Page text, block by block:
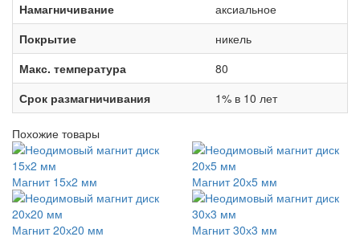
Намагничивание
аксиальное
Покрытие
никель
Макс. температура
80
Срок размагничивания
1% в 10 лет
Похожие товары
Магнит 15х2 мм Магнит 20х5 мм
Магнит 20х20 мм Магнит 30х3 мм